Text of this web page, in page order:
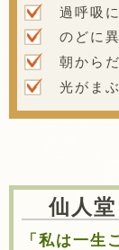
過呼吸
のどに
朝から
光がま
仙人
「私は一生